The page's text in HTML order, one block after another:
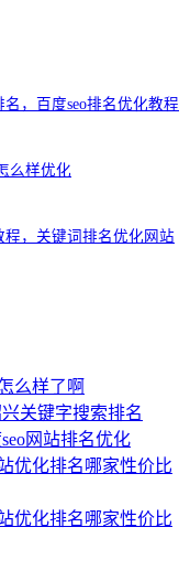
，百度seo排名优化教程
么样优化
程，关键词排名优化网站
么样了啊
关键字搜索排名
网站排名优化
优化排名哪家性价比
优化排名哪家性价比